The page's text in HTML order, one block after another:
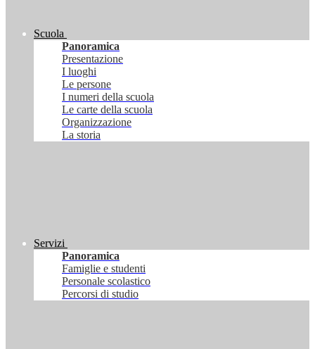
Scuola
Panoramica
Presentazione
I luoghi
Le persone
I numeri della scuola
Le carte della scuola
Organizzazione
La storia
Servizi
Panoramica
Famiglie e studenti
Personale scolastico
Percorsi di studio